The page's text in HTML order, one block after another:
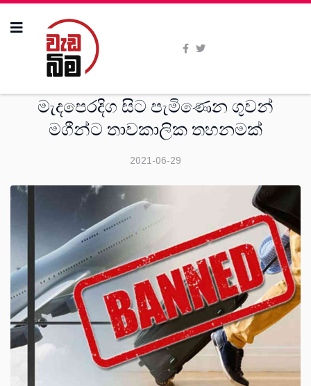
මැදපෙරදිග සිට පැමිණෙන ගුවන්
මගීන්ට තාවකාලික තහනමක්
2021-06-29